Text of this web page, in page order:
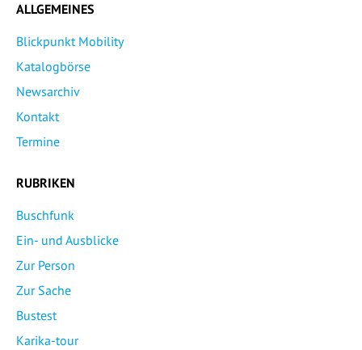
ALLGEMEINES
Blickpunkt Mobility
Katalogbörse
Newsarchiv
Kontakt
Termine
RUBRIKEN
Buschfunk
Ein- und Ausblicke
Zur Person
Zur Sache
Bustest
Karika-tour